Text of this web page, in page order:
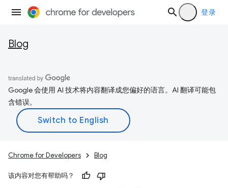
登录
Blog
Google 会使用 AI 技术将内容翻译成您偏好的语言。AI 翻译可能包
含错误。
Chrome for Developers Blog
该内容对您有帮助吗？